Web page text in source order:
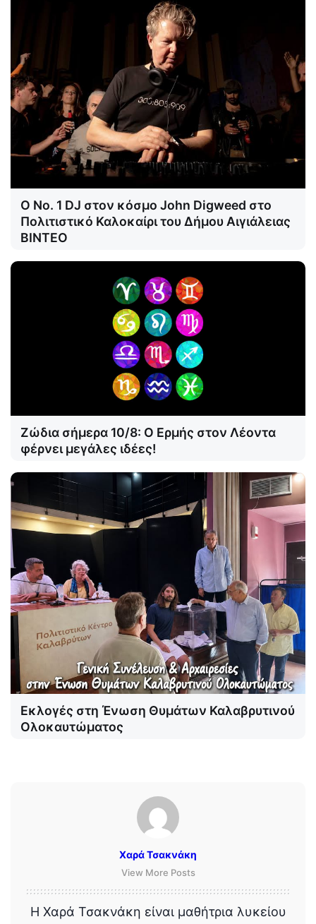
Ο Νο. 1 DJ στον κόσμο John Digweed στο
Πολιτιστικό Καλοκαίρι του Δήμου Αιγιάλειας
ΒΙΝΤΕΟ
Ζώδια σήμερα 10/8: Ο Ερμής στον Λέοντα
φέρνει μεγάλες ιδέες!
Εκλογές στη Ένωση Θυμάτων Καλαβρυτινού
Ολοκαυτώματος
Χαρά Τσακνάκη
View More Posts
Η Χαρά Τσακνάκη είναι μαθήτρια λυκείου